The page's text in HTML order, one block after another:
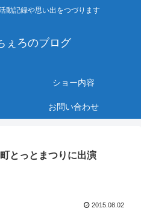
動記録や思い出をつづります
ぇろのブログ
ショー内容
お問い合わせ
とっとまつりに出演
2015.08.02